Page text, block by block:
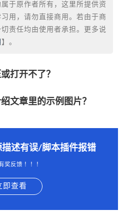
于原作者所有，这里所提供资
用，请勿直接商用。若由于商
责任均由使用者承担。更多说
】。
打开不了？
文章里的示例图片？
描述有误/脚本插件报错
奖反馈 ！！！
即查看